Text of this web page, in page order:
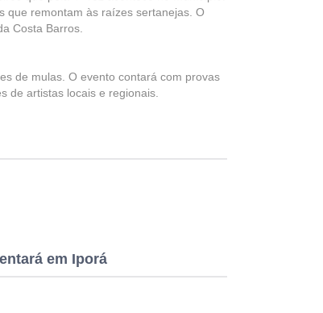
que remontam às raízes sertanejas. O
Costa Barros.
de mulas. O evento contará com provas
de artistas locais e regionais.
em Iporá